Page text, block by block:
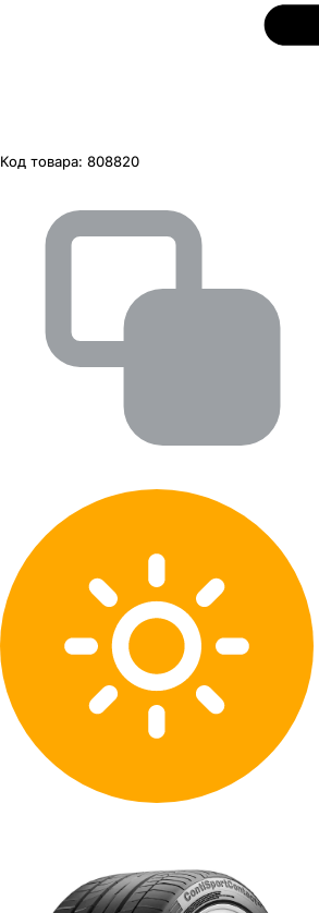
Код товара: 808820